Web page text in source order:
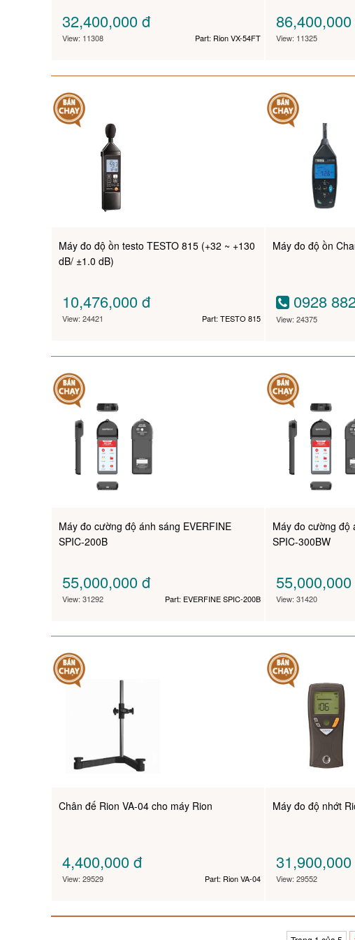
32,400,000đ
View: 11308 Part: Rion VX-54FT
86,400,000
View: 11325
Máy đo độ ồn testo TESTO 815 (+32 ~ +130
dB/ ±1.0 dB)
10,476,000đ
View: 24421 Part: TESTO 815
Máy đo độ ồn
0928
View: 24375
Máy đo cường độ ánh sáng EVERFINE
SPIC-200B
55,000,000đ
View: 31292 Part: EVERFINE SPIC-200B
Máy đo cường độ
SPIC-300BW
55,000,000
View: 31420
Chân đế Rion VA-04 cho máy Rion
4,400,000đ
View: 29529 Part: Rion VA-04
Máy đo độ nhớt
31,900,000
View: 29552